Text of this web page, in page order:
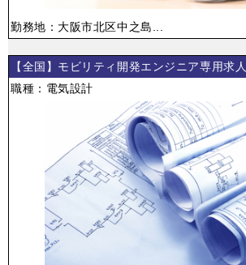
勤務地：大阪市北区中之島...
【全国】モビリティ開発エンジニア専用求人
職種：電気設計